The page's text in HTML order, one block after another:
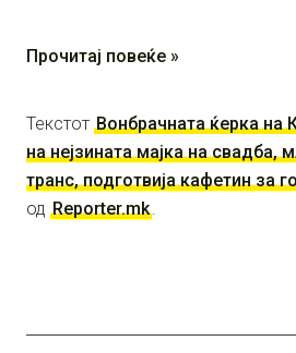
Прочитај повеќе »
Текстот Вонбрачната ќерка на
на нејзината мајка на свадба,
транс, подготвија кафетин за
од Reporter.mk.